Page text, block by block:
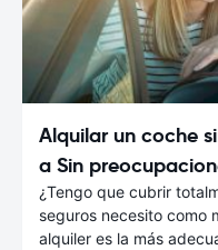
Alquilar un coche
a Sin
¿Tengo que cubrir
seguros necesito como
alquiler es la más